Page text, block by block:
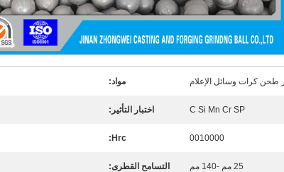
طحن كرات وسائل الإعلام مواد:
C Si Mn Cr SP اختبار التأثير:
0010000
Hrc:
25 مم -140 مم التسامح القطرى: